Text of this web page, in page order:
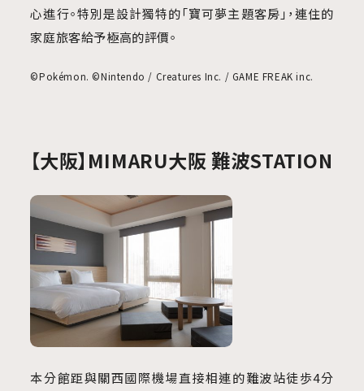
心進行。特別是設計獨特的「寶可夢主題客房」，連住的
家庭旅客給予極高的評價。
©Pokémon. ©Nintendo / Creatures Inc. / GAME FREAK inc.
【大阪】MIMARU大阪 難波STATION
本分館距與關西國際機場直接相連的難波站徒歩4分